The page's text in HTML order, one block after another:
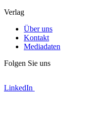
Verlag
Über uns
Kontakt
Mediadaten
Folgen Sie uns
LinkedIn